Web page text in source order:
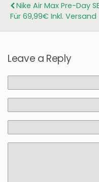
Nike Air Max Pre-Day
Für 69,99€ Inkl. Versand
Leave a Reply